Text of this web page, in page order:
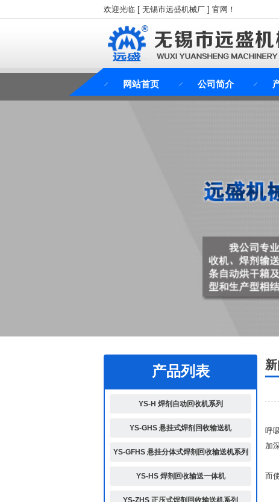
欢迎光临 [ 无锡市远盛机械厂 ] 官网！
网站首页 公司简介
产品列表
YS-H 焊剂自动回收机系列
YS-GHS 悬挂式焊剂回收输送机
YS-GFHS 悬挂分体式焊剂回收输送机系列
YS-HS 焊剂回收输送一体机
YS-ZHS 正压式焊剂回收输送机系列
1)
呼
加
2)
而
3)